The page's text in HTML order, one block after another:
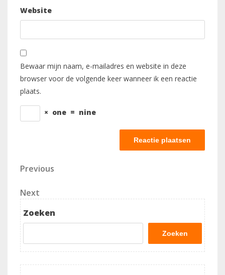
Website
Bewaar mijn naam, e-mailadres en website in deze
browser voor de volgende keer wanneer ik een reactie
plaats.
× one = nine
Berichtnavigatie
Previous
Previous
Next
Post
Next
Zoeken
Zoeken